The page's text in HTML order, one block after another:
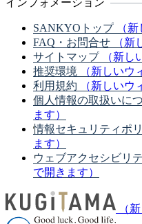
インフォメーション
SANKYOトップ
（
FAQ・お問合せ
（新
サイトマップ
（新し
推奨環境
（新しいウ
利用規約
（新しいウ
個人情報の取扱いに
ます）
情報セキュリティポ
ます）
ウェブアクセシビリ
で開きます）
（